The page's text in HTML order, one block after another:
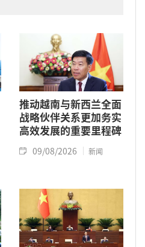
推动越南与新西兰全面
战略伙伴关系更加务实
高效发展的重要里程碑
09/08/2026 新闻